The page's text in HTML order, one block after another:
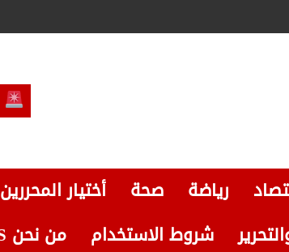
رياضة صحة أختيار المحررين
شروط الاستخدام
من نحن BAZNEWS